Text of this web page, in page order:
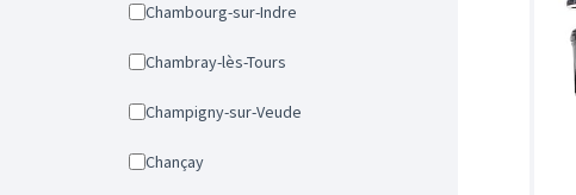
Chambourg-sur-Indre
Chambray-lès-Tours
Champigny-sur-Veude
Chançay